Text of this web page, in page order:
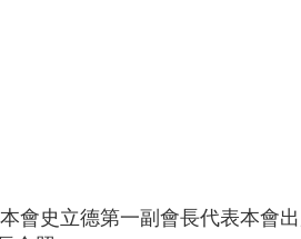
會史立德第一副會長代表本會